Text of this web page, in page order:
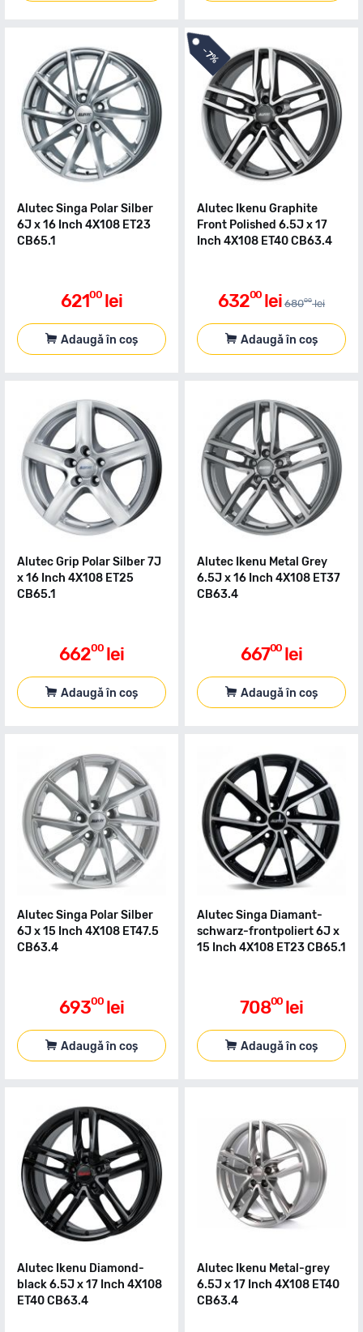
Alutec Singa Polar Silber
6J x 16 Inch 4X108 ET23
CB65.1
62100 lei
Adaugă în coș
-
7%
Alutec Ikenu Graphite
Front Polished 6.5J x 17
Inch 4X108 ET40 CB63.4
63200 lei 68000 lei
Adaugă în coș
Alutec Grip Polar Silber 7J
x 16 Inch 4X108 ET25
CB65.1
66200 lei
Adaugă în coș
Alutec Ikenu Metal Grey
6.5J x 16 Inch 4X108 ET37
CB63.4
66700 lei
Adaugă în coș
Alutec Singa Polar Silber
6J x 15 Inch 4X108 ET47.5
CB63.4
69300 lei
Adaugă în coș
Alutec Singa Diamant-
schwarz-frontpoliert 6J x
15 Inch 4X108 ET23 CB65.1
70800 lei
Adaugă în coș
Alutec Ikenu Diamond-
black 6.5J x 17 Inch 4X108
ET40 CB63.4
Alutec Ikenu Metal-grey
6.5J x 17 Inch 4X108 ET40
CB63.4